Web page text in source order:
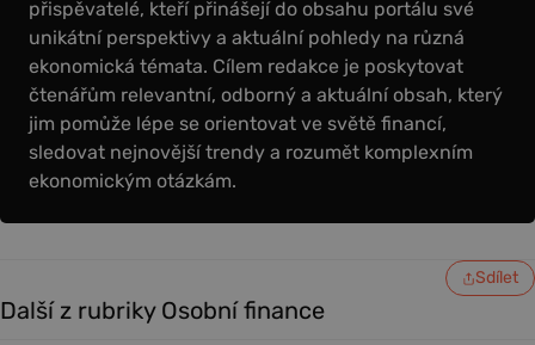
přispěvatelé, kteří přinášejí do obsahu portálu své
unikátní perspektivy a aktuální pohledy na různá
ekonomická témata. Cílem redakce je poskytovat
čtenářům relevantní, odborný a aktuální obsah, který
jim pomůže lépe se orientovat ve světě financí,
sledovat nejnovější trendy a rozumět komplexním
ekonomickým otázkám.
Sdílet
Další z rubriky Osobní finance